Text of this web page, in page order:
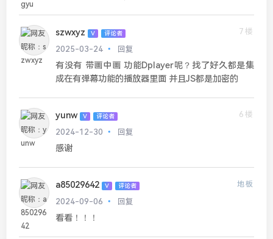
szwxyz V 评论者
7楼
2025-03-24
回复
有没有 带画中画 功能Dplayer呢？找了好久都是集
成在有弹幕功能的播放器里面 并且JS都是加密的
yunw V 评论者
6楼
2024-12-30
回复
感谢
a85029642 V 评论者 地板
2024-09-06 回复
看看！！！